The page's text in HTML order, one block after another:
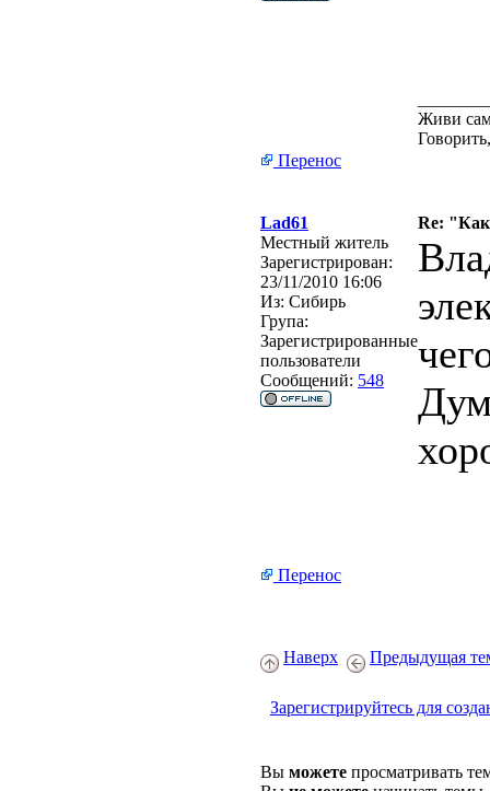
Живи
Перенос
Lad61
Re:
Местный житель
Зарегистрирован:
23/11/2010 16:06
Из: Сибирь
Група:
Зарегистрированные
пользователи
Сообщений: 548
Перенос
Наверх Предыдущая
Зарегистрируйтесь для
Вы можете просматривать